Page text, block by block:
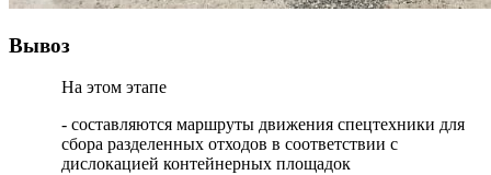
Вывоз
На этом этапе
- составляются маршруты движения спецтехники для
сбора разделенных отходов в соответствии с
дислокацией контейнерных площадок